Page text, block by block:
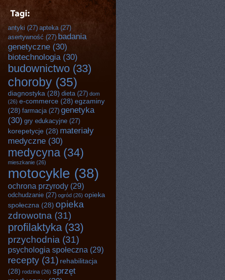
antyki (27) apteka(27)
asertywność (27) badania
genetyczne (30)
biotechnologia(30)
budownictwo (33)
choroby (35)
diagnostyka (28) dieta(27) dom
(26) e-commerce (28) egzaminy
(28) farmacja(27) genetyka
(30) gry edukacyjne (27)
korepetycje (28) materiały
medyczne (30)
medycyna (34)
mieszkanie (26)
motocykle (38)
ochrona przyrody (29)
odchudzanie (27) ogród (26) opieka
społeczna (28) opieka
zdrowotna (31)
profilaktyka(33)
przychodnia (31)
psychologia społeczna (29)
recepty (31) rehabilitacja
(28) rodzina (26) sprzęt